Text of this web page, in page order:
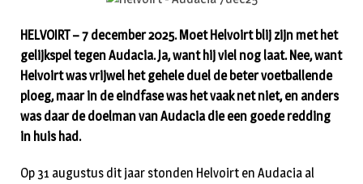
HELVOIRT – 7 december 2025. Moet Helvoirt blij zijn met het
gelijkspel tegen Audacia. Ja, want hij viel nog laat. Nee, want
Helvoirt was vrijwel het gehele duel de beter voetballende
ploeg, maar in de eindfase was het vaak net niet, en anders
was daar de doelman van Audacia die een goede redding
in huis had.
Op 31 augustus dit jaar stonden Helvoirt en Audacia al